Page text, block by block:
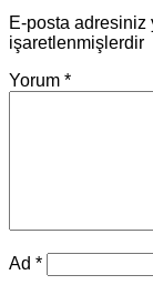
E-posta adresiniz
işaretlenmişlerdir
Yorum *
Ad *